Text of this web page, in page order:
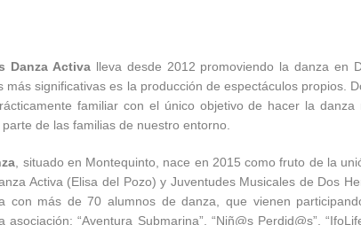
Danza Activa lleva desde 2012 promoviendo la danza en
más significativas es la producción de espectáculos propios.
familiar con el único objetivo de hacer la
de las familias de nuestro entorno.
, situado en Montequinto, nace en 2015 como fruto de la
Activa (Elisa del Pozo) y Juventudes Musicales de Dos
con más de 70 alumnos de danza, que vienen
“Aventura Submarina”, “Niñ@s Perdid@s”,